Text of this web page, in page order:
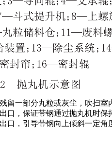
留一部分丸粒或灰尘，吹扫
口，保证带钢通过抛丸机时
口，引导带钢向上倾斜一定